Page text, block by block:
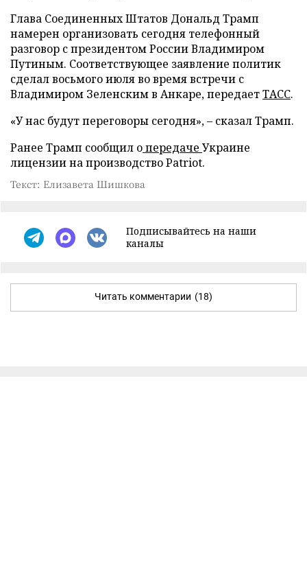
Глава Соединенных Штатов Дональд Трамп
намерен организовать сегодня телефонный
разговор с президентом России Владимиром
Путиным. Соответствующее заявление политик
сделал восьмого июля во время встречи с
Владимиром Зеленским в Анкаре, передаетТАСС.
«У нас будут переговоры сегодня», – сказал Трамп.
Ранее Трамп сообщил опередаче Украине
лицензии на производство Patriot.
Текст: Елизавета Шишкова
Подписывайтесь на наши
каналы
Читать комментарии (18)